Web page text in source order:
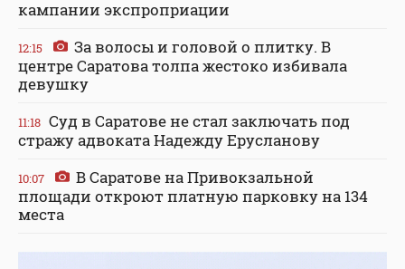
кампании экспроприации
12:15
За волосы и головой о плитку. В
центре Саратова толпа жестоко избивала
девушку
11:18 Суд в Саратове не стал заключать под
стражу адвоката Надежду Ерусланову
10:07
В Саратове на Привокзальной
площади откроют платную парковку на 134
места